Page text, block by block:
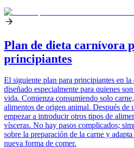
Plan de dieta carnívora
principiantes
El siguiente plan para principiantes en la
diseñado especialmente para quienes
vida. Comienza consumiendo solo
alimentos de origen animal. Después de
empezar a introducir otros tipos de
vísceras. No hay pasos complicados;
sobre la preparación de la carne y
nueva forma de comer.